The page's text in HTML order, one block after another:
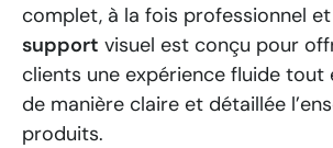
complet, à la fois professionnel
support visuel est conçu pour
clients une expérience fluide tout
de manière claire et détaillée
produits.